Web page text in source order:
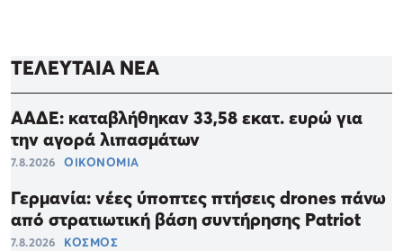
ΤΕΛΕΥΤΑΙΑ ΝΕΑ
ΑΑΔΕ: καταβλήθηκαν 33,58 εκατ. ευρώ για
την αγορά λιπασμάτων
7.8.2026 ΟΙΚΟΝΟΜΙΑ
Γερμανία: νέες ύποπτες πτήσεις drones πάνω
από στρατιωτική βάση συντήρησης Patriot
7.8.2026 ΚΟΣΜΟΣ